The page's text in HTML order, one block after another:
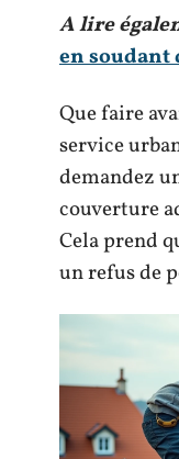
A lire
en
Que faire
service
demandez
couverture
Cela prend
un refus de